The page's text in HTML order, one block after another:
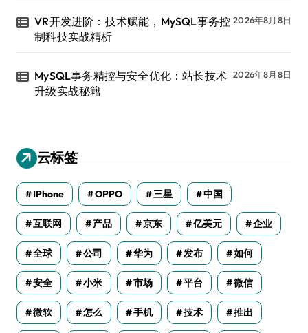
VR开发进阶：技术赋能，MySQL事务控
制科技实战精析
2026年8月8日
MySQL事务精控与安全优化：站长技术
升级实战秘籍
2026年8月8日
云标签
IPhone OPPO 三星 中国
互联网 产品 京东 亿美元 企业
全球 公司 华为 发布 如何
安全 小米 市场 平台 微信
微软 怎么 手机 技术 推出